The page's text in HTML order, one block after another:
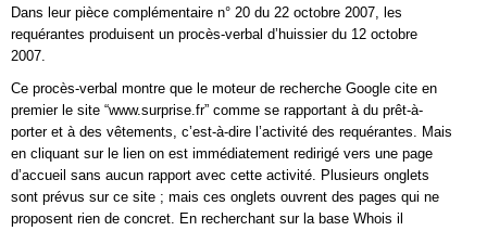
Dans leur pièce complémentaire n° 20 du 22 octobre 2007, les
requérantes produisent un procès-verbal d’huissier du 12 octobre
2007.
Ce procès-verbal montre que le moteur de recherche Google cite en
premier le site “www.surprise.fr” comme se rapportant à du prêt-à-
porter et à des vêtements, c’est-à-dire l’activité des requérantes. Mais
en cliquant sur le lien on est immédiatement redirigé vers une page
d’accueil sans aucun rapport avec cette activité. Plusieurs onglets
sont prévus sur ce site ; mais ces onglets ouvrent des pages qui ne
proposent rien de concret. En recherchant sur la base Whois il